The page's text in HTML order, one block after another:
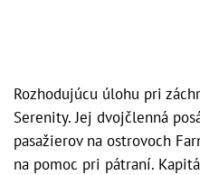
Rozhodujúcu úlohu pri
Serenity. Jej dvojčlenná
pasažierov na ostrovoch
na pomoc pri pátraní.